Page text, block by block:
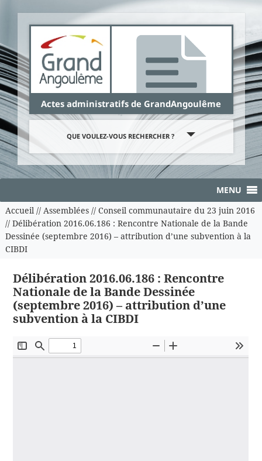
Actes administratifs de GrandAngoulême
QUE VOULEZ-VOUS RECHERCHER ?
MENU
Accueil// Assemblées// Conseil communautaire du 23 juin 2016
// Délibération 2016.06.186 : Rencontre Nationale de la Bande
Dessinée (septembre 2016) – attribution d’une subvention à la
CIBDI
Délibération 2016.06.186 : Rencontre
Nationale de la Bande Dessinée
(septembre 2016) – attribution d’une
subvention à la CIBDI
Panneau de gestion des cookies